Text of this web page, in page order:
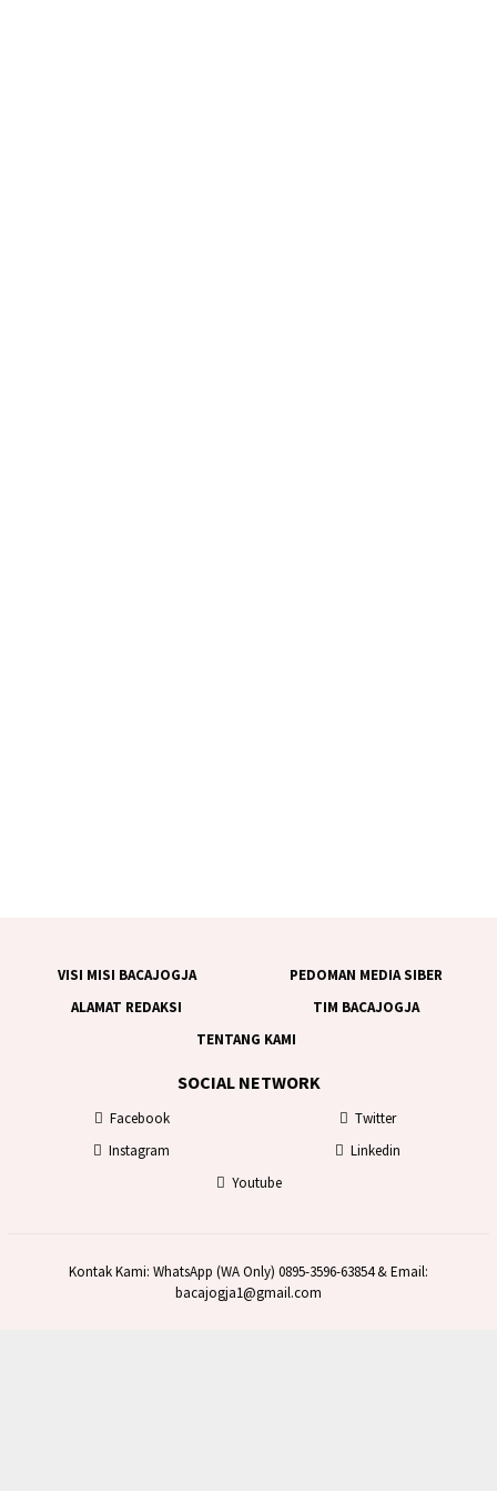
VISI MISI BACAJOGJA
PEDOMAN MEDIA SIBER
ALAMAT REDAKSI
TIM BACAJOGJA
TENTANG KAMI
SOCIAL NETWORK
Facebook
Twitter
Instagram
Linkedin
Youtube
Kontak Kami: WhatsApp (WA Only) 0895-3596-63854 & Email:
bacajogja1@gmail.com